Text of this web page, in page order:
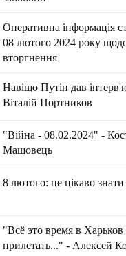
Оперативна інформація
08 лютого 2024 року
вторгнення
Навіщо Путін дав
Віталій Портников
"Війна - 08.02.2024" -
Машовець
8 лютого: це цікаво знати
"Всё это время в Харьков
прилетать..." - Алексей